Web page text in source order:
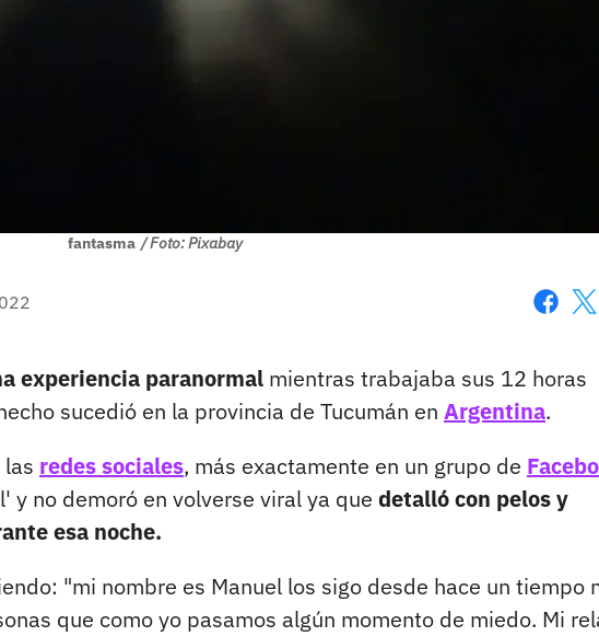
fantasma / Foto: Pixabay
experiencia paranormal mientras trabajaba sus 12 horas
sucedió en la provincia de Tucumán en Argentina.
redes sociales, más exactamente en un grupo de
y no demoró en volverse viral ya que detalló con pelos y
esa noche.
"mi nombre es Manuel los sigo desde hace un tiempo
que como yo pasamos algún momento de miedo. Mi